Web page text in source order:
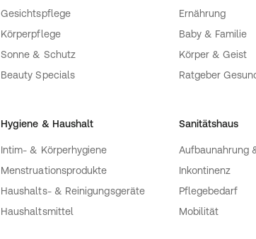
Gesichtspflege
Körperpflege
Sonne & Schutz
Beauty Specials
Ernährung
Baby & Familie
Körper & Geist
Ratgeber
Hygiene & Haushalt
Intim- & Körperhygiene
Menstruationsprodukte
Haushalts- & Reinigungsgeräte
Haushaltsmittel
Sanitätshaus
Aufbaunahrung
Inkontinenz
Pflegebedarf
Mobilität